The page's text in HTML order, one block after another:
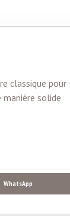
classique pour
solide
WhatsApp